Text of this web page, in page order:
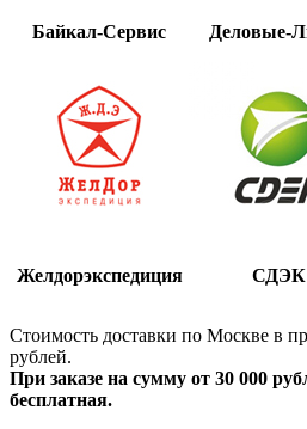
Байкал-Сервис Деловые-
Желдорэкспедиция СДЭК
Стоимость доставки по Москве в
рублей.
При заказе на сумму от 30 000
бесплатная.